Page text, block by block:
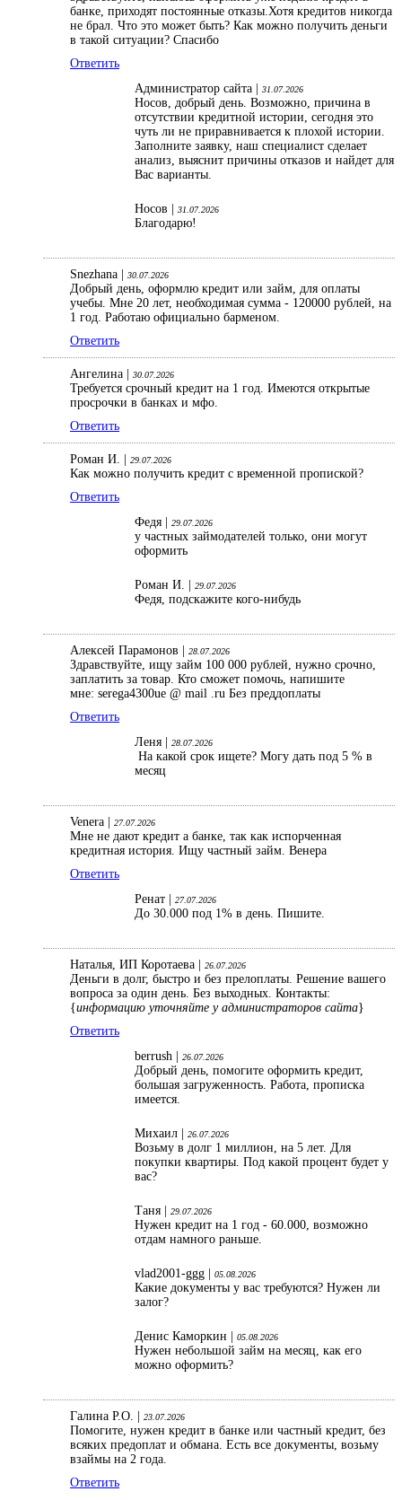
банке, приходят постоянные отказы.Хотя кредитов никогда
не брал. Что это может быть? Как можно получить деньги
в такой ситуации? Спасибо
Ответить
Администратор сайта |
31.07.2026
Носов, добрый день. Возможно, причина в
отсутствии кредитной истории, сегодня это
чуть ли не приравнивается к плохой истории.
Заполните заявку, наш специалист сделает
анализ, выяснит причины отказов и найдет для
Вас варианты.
Носов | 31.07.2026
Благодарю!
Snezhana | 30.07.2026
Добрый день, оформлю кредит или займ, для оплаты
учебы. Мне 20 лет, необходимая сумма - 120000 рублей, на
1 год. Работаю официально барменом.
Ответить
Ангелина | 30.07.2026
Требуется срочный кредит на 1 год. Имеются открытые
просрочки в банках и мфо.
Ответить
Роман И. | 29.07.2026
Как можно получить кредит с временной пропиской?
Ответить
Федя |
29.07.2026
у частных займодателей только, они могут
оформить
Роман И. | 29.07.2026
Федя, подскажите кого-нибудь
Алексей Парамонов | 28.07.2026
Здравствуйте, ищу займ 100 000 рублей, нужно срочно,
заплатить за товар. Кто сможет помочь, напишите
мне: serega4300ue @ mail .ru Без преддоплаты
Ответить
Леня |
28.07.2026
На какой срок ищете? Могу дать под 5 % в
месяц
Venera | 27.07.2026
Мне не дают кредит а банке, так как испорченная
кредитная история. Ищу частный займ. Венера
Ответить
Ренат |
27.07.2026
До 30.000 под 1% в день. Пишите.
Наталья, ИП Коротаева | 26.07.2026
Деньги в долг, быстро и без прелоплаты. Решение вашего
вопроса за один день. Без выходных. Контакты:
{информацию уточняйте у администраторов сайта}
Ответить
berrush |
26.07.2026
Добрый день, помогите оформить кредит,
большая загруженность. Работа, прописка
имеется.
Михаил | 26.07.2026
Возьму в долг 1 миллион, на 5 лет. Для
покупки квартиры. Под какой процент будет у
вас?
Таня | 29.07.2026
Нужен кредит на 1 год - 60.000, возможно
отдам намного раньше.
vlad2001-ggg | 05.08.2026
Какие документы у вас требуются? Нужен ли
залог?
Денис Каморкин | 05.08.2026
Нужен небольшой займ на месяц, как его
можно оформить?
Галина Р.О. | 23.07.2026
Помогите, нужен кредит в банке или частный кредит, без
всяких предоплат и обмана. Есть все документы, возьму
взаймы на 2 года.
Ответить